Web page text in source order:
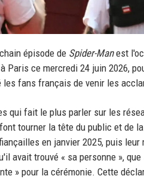
épisode de Spider-Manest
Paris ce mercredi 24 juin 2026,
les fans français de venir les
qui fait le plus parler sur les
tourner la tête du public et de
en janvier 2025, puis
avait trouvé « sa personne »,
» pour la cérémonie. Cette